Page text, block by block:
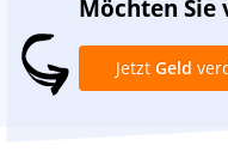
Möchten Sie
Jetzt Geld